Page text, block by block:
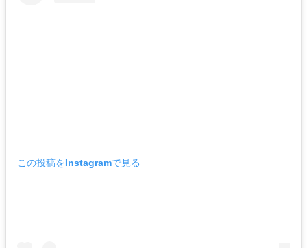
この投稿をInstagramで見る